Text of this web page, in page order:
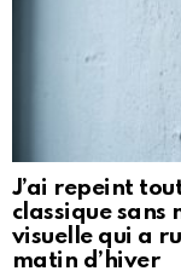
J’ai repeint
classique sans
visuelle qui a
matin d’hiver